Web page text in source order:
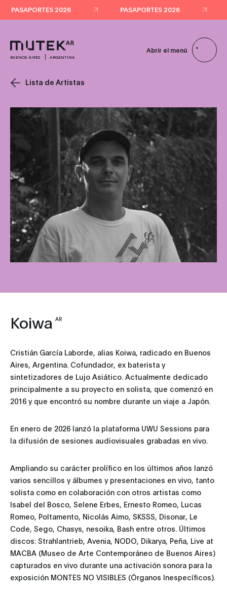
BUENOS AIRES ARGENTINA
Abrir el menú
Lista de Artistas
Koiwa AR
‎Cristián García Laborde, alias Koiwa, radicado en Buenos
Aires, Argentina. Cofundador, ex baterista y
sintetizadores de Lujo Asiático. Actualmente dedicado
principalmente a su proyecto en solista, que comenzó en
2016 y que encontró su nombre durante un viaje a Japón.
‎En enero de 2026 lanzó la plataforma UWU Sessions para
la difusión de sesiones audiovisuales grabadas en vivo.
Ampliando su carácter prolífico en los últimos años lanzó
varios sencillos y álbumes y presentaciones en vivo, tanto
solista como en colaboración con otros artistas como
Isabel del Bosco, Selene Erbes, Ernesto Romeo, Lucas
Romeo, Poltamento, Nicolás Aimo, SKSSS, Disonar, Le
Code, Sego, Chasys, nesoika, Bash entre otros. Últimos
discos: Strahlantrieb, Avenia, NODO, Dikarya, Peña, Live at
MACBA (Museo de Arte Contemporáneo de Buenos Aires)
capturados en vivo durante una activación sonora para la
exposición MONTES NO VISIBLES (Órganos Inespecíficos).